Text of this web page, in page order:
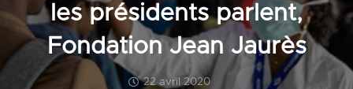
les présidents parlent,
Fondation Jean Jaurès
22 avril 2020